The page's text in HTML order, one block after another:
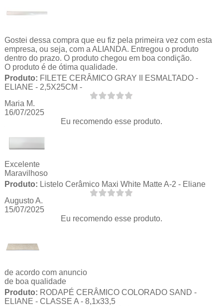
Gostei dessa compra que eu fiz pela primeira vez com esta
empresa, ou seja, com a ALIANDA. Entregou o produto
dentro do prazo. O produto chegou em boa condição.
O produto é de ótima qualidade.
Produto: FILETE CERÂMICO GRAY II ESMALTADO -
ELIANE - 2,5X25CM -
Maria M.
16/07/2025
Eu recomendo esse produto.
Excelente
Maravilhoso
Produto: Listelo Cerâmico Maxi White Matte A-2 - Eliane
Augusto A.
15/07/2025
Eu recomendo esse produto.
de acordo com anuncio
de boa qualidade
Produto: RODAPÉ CERÂMICO COLORADO SAND -
ELIANE - CLASSE A - 8,1x33,5